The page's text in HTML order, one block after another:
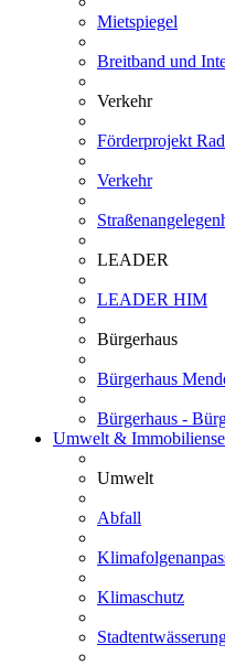
Mietspiegel
Breitband und
Verkehr
Förderprojekt
Verkehr
LEADER
LEADER HIM
Bürgerhaus
Bürgerhaus
Bürgerhaus -
Umwelt &
Umwelt
Abfall
Klimaschutz